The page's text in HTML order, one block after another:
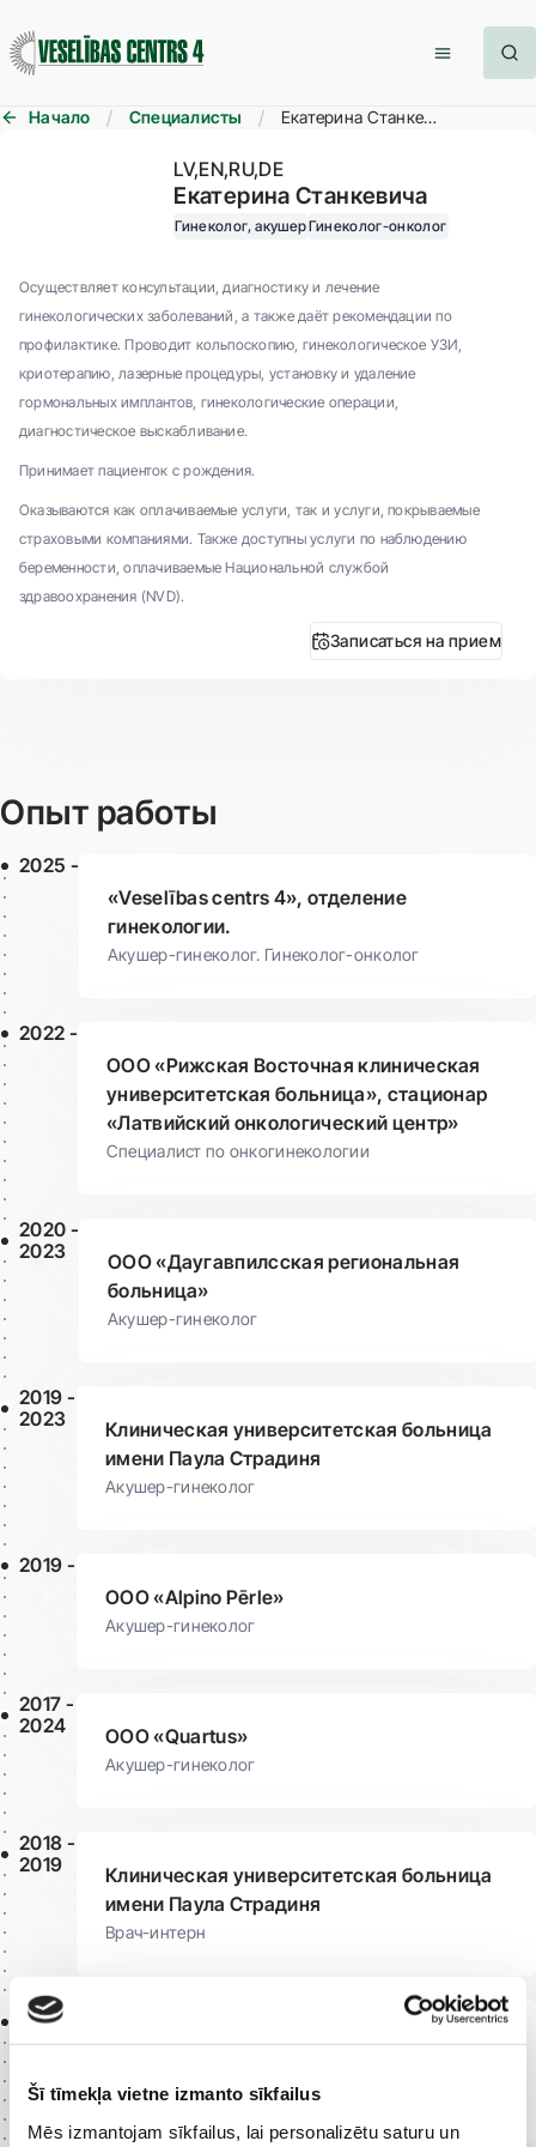
Šī tīmekļa vietne izmanto sīkfailus
Mēs izmantojam sīkfailus, lai personalizētu saturu un
Начало Специалисты Екатерина Станкевича
LV EN RU DE
Екатерина Станкевича
Гинеколог, акушерГинеколог-онколог
Осуществляет консультации, диагностику и лечение
гинекологических заболеваний, а также даёт рекомендации по
профилактике. Проводит кольпоскопию, гинекологическое УЗИ,
криотерапию, лазерные процедуры, установку и удаление
гормональных имплантов, гинекологические операции,
диагностическое выскабливание.
Принимает пациенток с рождения.
Оказываются как оплачиваемые услуги, так и услуги, покрываемые
страховыми компаниями. Также доступны услуги по наблюдению
беременности, оплачиваемые Национальной службой
здравоохранения (NVD).
Записаться на прием
Опыт работы
2025 -
«Veselības centrs 4», отделение
гинекологии.
Акушер-гинеколог. Гинеколог-онколог
2022 -
ООО «Рижская Восточная клиническая
университетская больница», стационар
«Латвийский онкологический центр»
Специалист по онкогинекологии
2020 -
2023
ООО «Даугавпилсская региональная
больница»
Акушер-гинеколог
2019 -
2023
Клиническая университетская больница
имени Паула Страдиня
Акушер-гинеколог
2019 -
ООО «Alpino Pērle»
Акушер-гинеколог
2017 -
2024
ООО «Quartus»
Акушер-гинеколог
2018 -
2019
Клиническая университетская больница
имени Паула Страдиня
Врач-интерн
2013 -
Клиническая университетская больница
Врач-ординатор (акушер-гинеколог)